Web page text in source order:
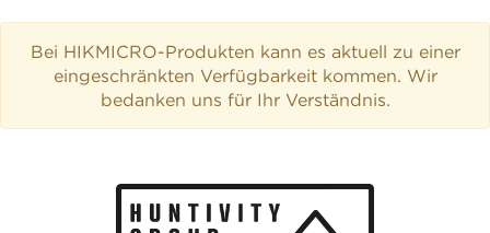
Bei HIKMICRO-Produkten kann es aktuell zu einer
eingeschränkten Verfügbarkeit kommen. Wir
bedanken uns für Ihr Verständnis.